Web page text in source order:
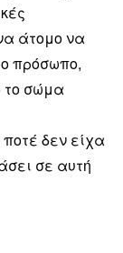
άτομο να
πρόσωπο,
το σώμα
δεν είχα
σε αυτή